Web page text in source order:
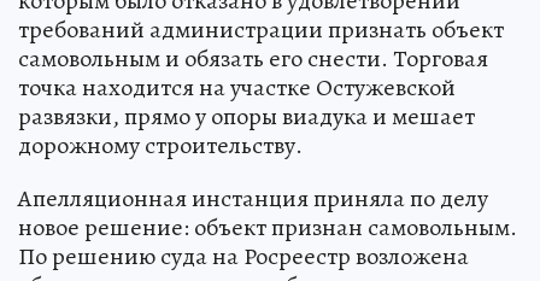
требований администрации признать объект
самовольным и обязать его снести. Торговая
точка находится на участке Остужевской
развязки, прямо у опоры виадука и мешает
дорожному строительству.
Апелляционная инстанция приняла по делу
новое решение: объект признан самовольным.
По решению суда на Росреестр возложена